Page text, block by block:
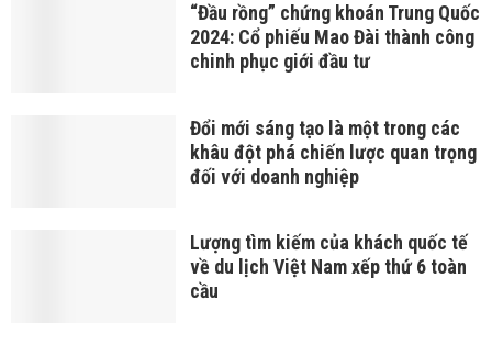
“Đầu rồng” chứng khoán Trung Quốc
2024: Cổ phiếu Mao Đài thành công
chinh phục giới đầu tư
Đổi mới sáng tạo là một trong các
khâu đột phá chiến lược quan trọng
đối với doanh nghiệp
Lượng tìm kiếm của khách quốc tế
về du lịch Việt Nam xếp thứ 6 toàn
cầu